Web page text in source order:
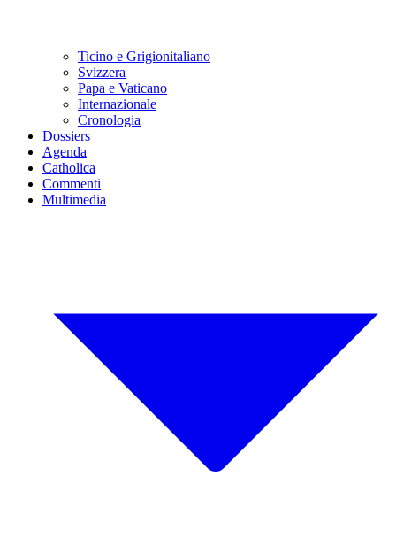
Ticino e Grigionitaliano
Svizzera
Papa e Vaticano
Internazionale
Cronologia
Dossiers
Agenda
Catholica
Commenti
Multimedia